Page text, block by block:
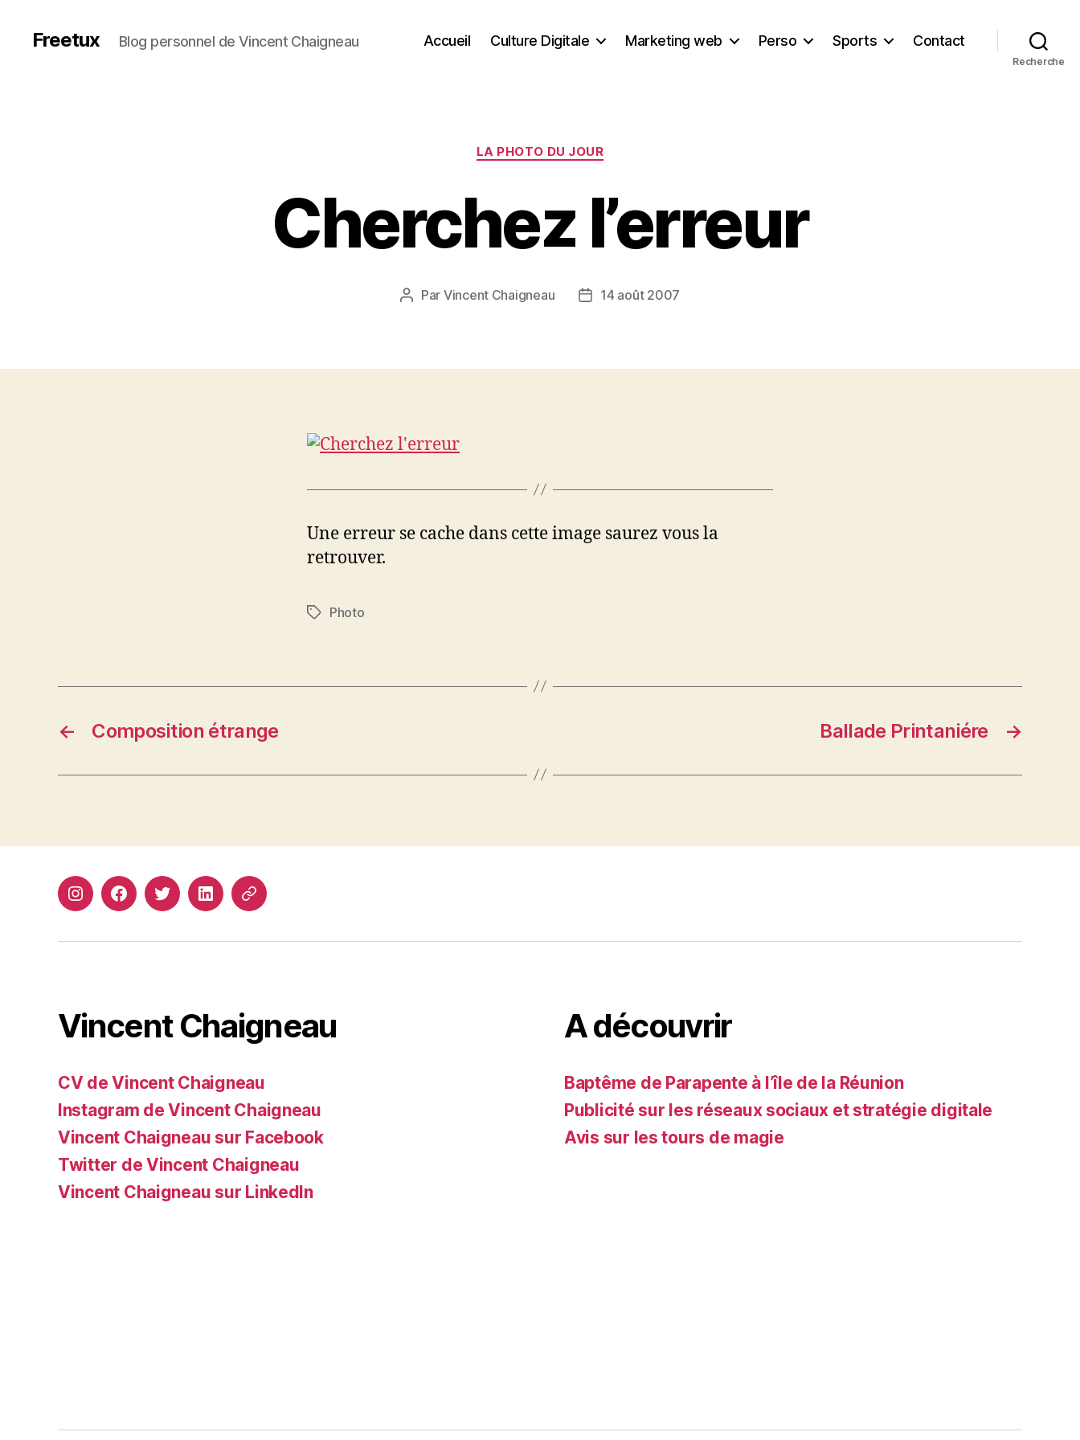
Freetux Blog personnel de Vincent Chaigneau Accueil Culture Digitale Marketing web Perso Sports Contact
Recherche
Catégories
LA PHOTO DU JOUR
Cherchez l’erreur
Auteur
Par Vincent Chaigneau
Date14 août 2007
Une erreur se cache dans cette image saurez vous la
retrouver.
Étiquettes
Photo
← Composition étrange →
Ballade Printaniére
InstagramFacebookTwitterLinkedinSite
Vincent Chaigneau
CV de Vincent Chaigneau
Instagram de Vincent Chaigneau
Vincent Chaigneau sur Facebook
Twitter de Vincent Chaigneau
Vincent Chaigneau sur LinkedIn
A découvrir
Baptême de Parapente à l’île de la Réunion
Publicité sur les réseaux sociaux et stratégie digitale
Avis sur les tours de magie